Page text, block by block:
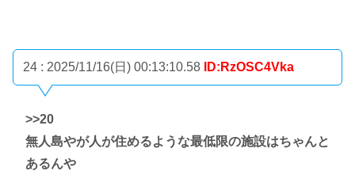
24 : 2025/11/16(日) 00:13:10.58 ID:RzOSC4Vka
>>20
無人島やが人が住めるような最低限の施設はちゃんと
あるんや